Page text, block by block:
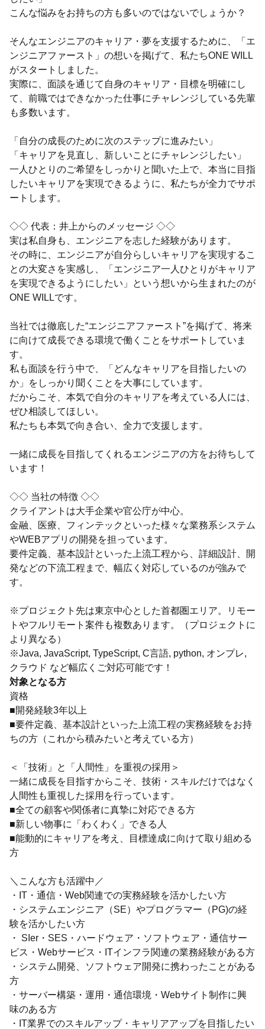
こんな悩みをお持ちの方も多いのではないでしょうか？
そんなエンジニアのキャリア・夢を支援するために、「エ
ンジニアファースト」の想いを掲げて、私たちONE WILL
がスタートしました。
実際に、面談を通じて自身のキャリア・目標を明確にし
て、前職ではできなかった仕事にチャレンジしている先輩
も多数います。
「自分の成長のために次のステップに進みたい」
「キャリアを見直し、新しいことにチャレンジしたい」
一人ひとりのご希望をしっかりと聞いた上で、本当に目指
したいキャリアを実現できるように、私たちが全力でサポ
ートします。
◇◇ 代表：井上からのメッセージ ◇◇
実は私自身も、エンジニアを志した経験があります。
その時に、エンジニアが自分らしいキャリアを実現するこ
との大変さを実感し、「エンジニア一人ひとりがキャリア
を実現できるようにしたい」という想いから生まれたのが
ONE WILLです。
当社では徹底した“エンジニアファースト”を掲げて、将来
に向けて成長できる環境で働くことをサポートしていま
す。
私も面談を行う中で、「どんなキャリアを目指したいの
か」をしっかり聞くことを大事にしています。
だからこそ、本気で自分のキャリアを考えている人には、
ぜひ相談してほしい。
私たちも本気で向き合い、全力で支援します。
一緒に成長を目指してくれるエンジニアの方をお待ちして
います！
◇◇ 当社の特徴 ◇◇
クライアントは大手企業や官公庁が中心。
金融、医療、フィンテックといった様々な業務系システム
やWEBアプリの開発を担っています。
要件定義、基本設計といった上流工程から、詳細設計、開
発などの下流工程まで、幅広く対応しているのが強みで
す。
※プロジェクト先は東京中心とした首都圏エリア。リモー
トやフルリモート案件も複数あります。（プロジェクトに
より異なる）
※Java, JavaScript, TypeScript, C言語, python, オンプレ,
クラウド など幅広くご対応可能です！
対象となる方
資格
■開発経験3年以上
■要件定義、基本設計といった上流工程の実務経験をお持
ちの方（これから積みたいと考えている方）
＜「技術」と「人間性」を重視の採用＞
一緒に成長を目指すからこそ、技術・スキルだけではなく
人間性も重視した採用を行っています。
■全ての顧客や関係者に真摯に対応できる方
■新しい物事に「わくわく」できる人
■能動的にキャリアを考え、目標達成に向けて取り組める
方
＼こんな方も活躍中／
・IT・通信・Web関連での実務経験を活かしたい方
・システムエンジニア（SE）やプログラマー（PG)の経
験を活かしたい方
・ SIer・SES・ハードウェア・ソフトウェア・通信サー
ビス・Webサービス・ITインフラ関連の業務経験がある方
・システム開発、ソフトウェア開発に携わったことがある
方
・サーバー構築・運用・通信環境・Webサイト制作に興
味のある方
・IT業界でのスキルアップ・キャリアアップを目指したい